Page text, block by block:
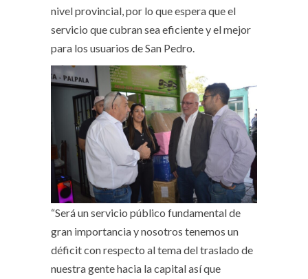
nivel provincial, por lo que espera que el
servicio que cubran sea eficiente y el mejor
para los usuarios de San Pedro.
“Será un servicio público fundamental de
gran importancia y nosotros tenemos un
déficit con respecto al tema del traslado de
nuestra gente hacia la capital así que